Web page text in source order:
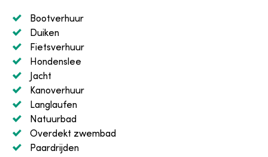
Bootverhuur
Duiken
Fietsverhuur
Hondenslee
Jacht
Kanoverhuur
Langlaufen
Natuurbad
Overdekt zwembad
Paardrijden